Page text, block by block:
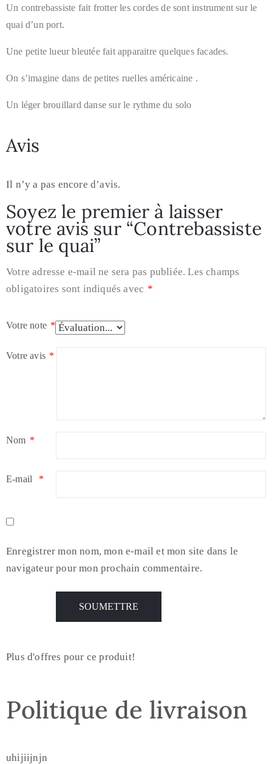
Un contrebassiste fait frotter les cordes de sont instrument sur le
quai d’un port.
Une petite lueur bleutée fait apparaitre quelques facades.
On s’imagine dans de petites ruelles américaine .
Un léger brouillard danse sur le rythme du solo
Avis
Il n’y a pas encore d’avis.
Soyez le premier à laisser
votre avis sur “Contrebassiste
sur le quai”
Votre adresse e-mail ne sera pas publiée. Les champs
obligatoires sont indiqués avec *
Votre note *
Votre avis *
Nom *
E-mail *
Enregistrer mon nom, mon e-mail et mon site dans le
navigateur pour mon prochain commentaire.
Plus d'offres pour ce produit!
Politique de livraison
uhijiijnjn